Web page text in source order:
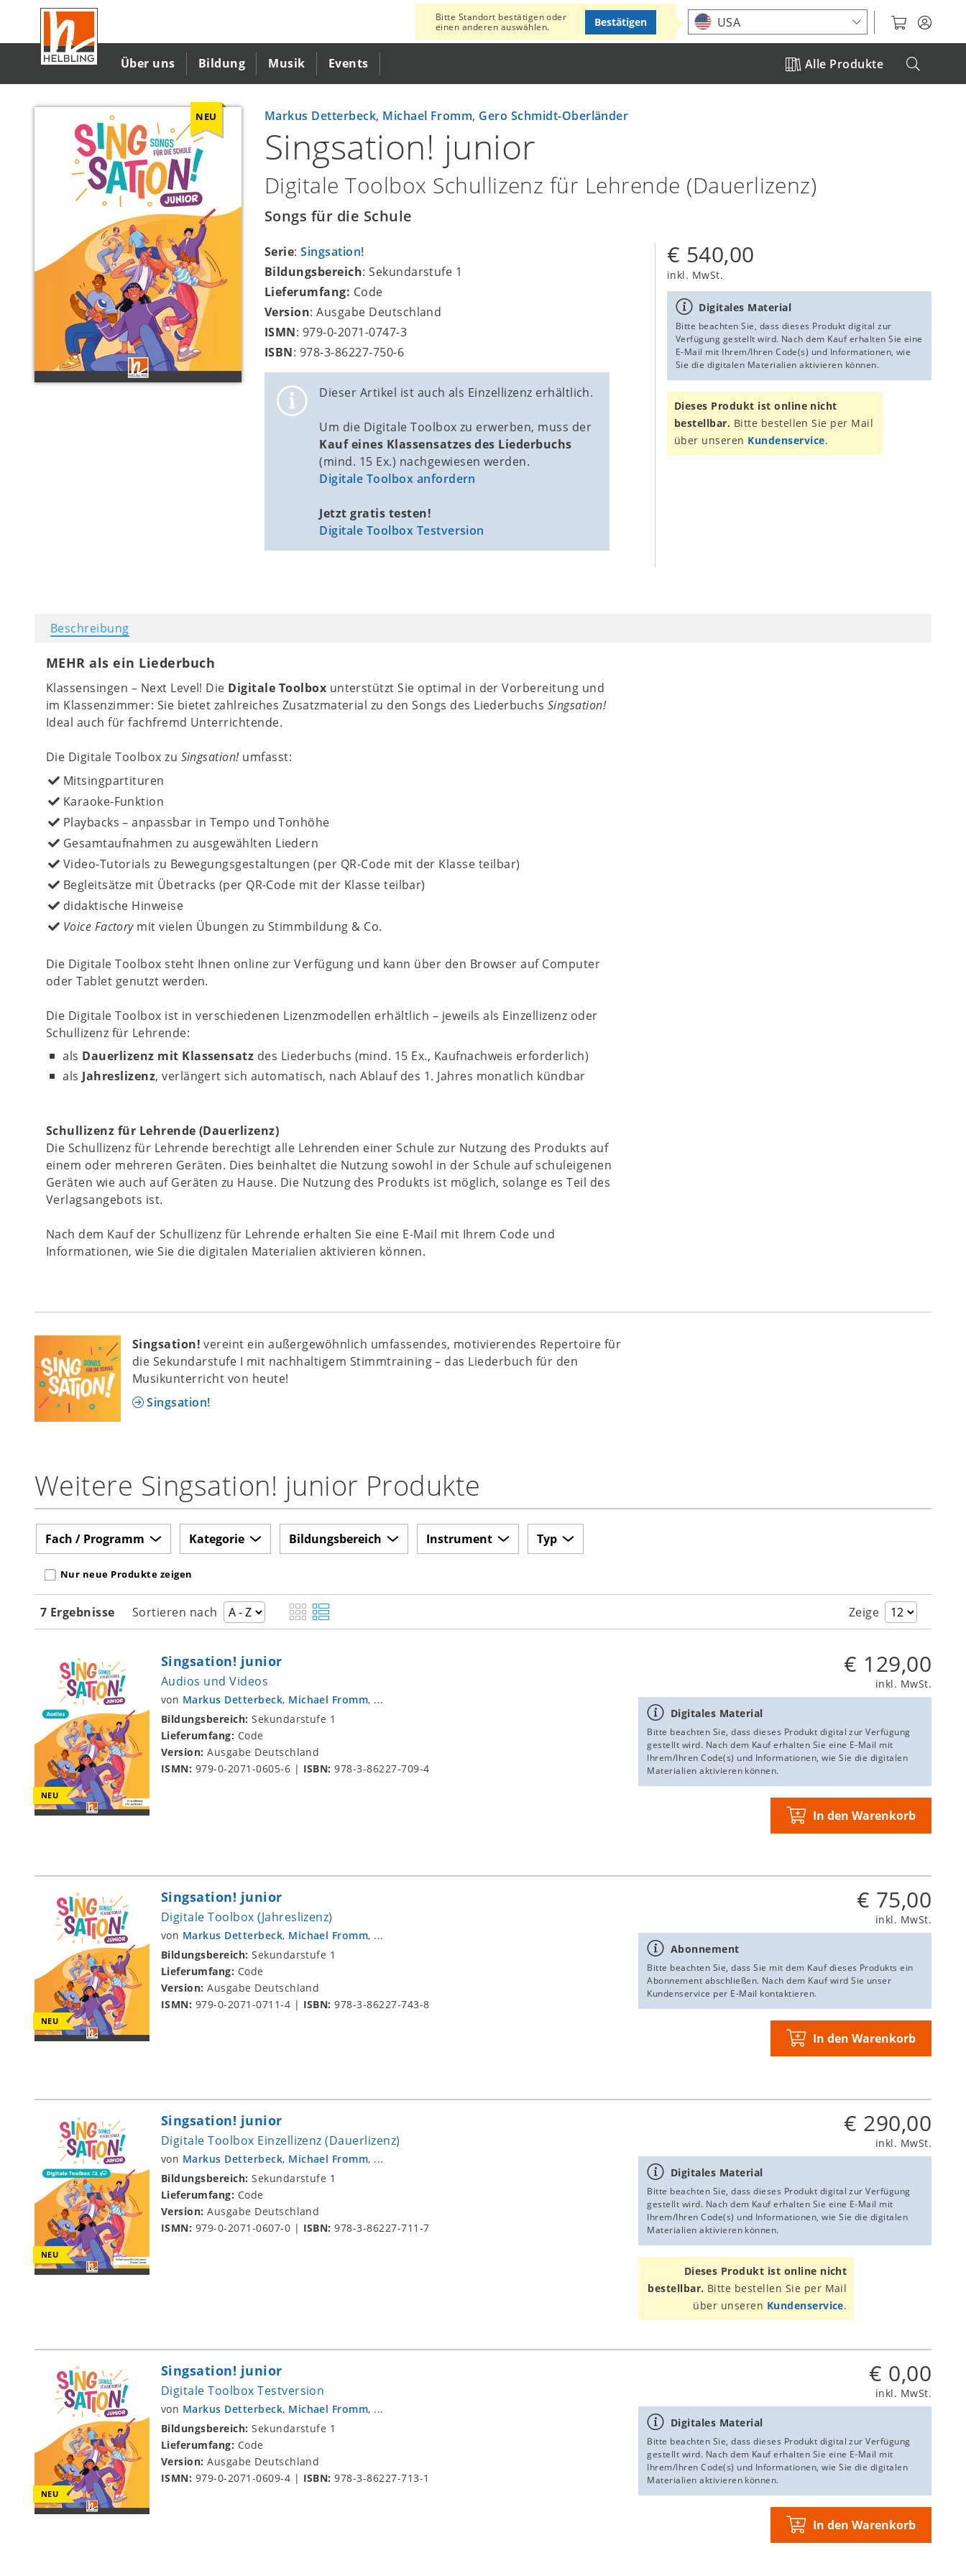
Inhalt
Standort auswählen
Über uns Bildung Musik Events Alle Produkte
Bitte Standort bestätigen oder
einen anderen auswählen.
USA
Bestätigen
NEU Markus Detterbeck, Michael Fromm, Gero Schmidt-Oberländer
Singsation! junior
Digitale Toolbox Schullizenz für Lehrende (Dauerlizenz)
Songs für die Schule
Serie:Singsation!
Bildungsbereich: Sekundarstufe 1
Lieferumfang: Code
Version: Ausgabe Deutschland
ISMN: 979-0-2071-0747-3
ISBN: 978-3-86227-750-6
Dieser Artikel ist auch als Einzellizenz erhältlich.
Um die Digitale Toolbox zu erwerben, muss der
Kauf eines Klassensatzes des Liederbuchs
(mind. 15 Ex.) nachgewiesen werden.
Digitale Toolbox anfordern
Jetzt gratis testen!
Digitale Toolbox Testversion
€ 540,00
inkl. MwSt.
Digitales Material
Bitte beachten Sie, dass dieses Produkt digital zur
Verfügung gestellt wird. Nach dem Kauf erhalten Sie eine
E-Mail mit Ihrem/Ihren Code(s) und Informationen, wie
Sie die digitalen Materialien aktivieren können.
Dieses Produkt ist online nicht
bestellbar. Bitte bestellen Sie per Mail
über unseren Kundenservice.
Beschreibung
MEHR als ein Liederbuch
Klassensingen – Next Level! Die Digitale Toolbox unterstützt Sie optimal in der Vorbereitung und
im Klassenzimmer: Sie bietet zahlreiches Zusatzmaterial zu den Songs des Liederbuchs Singsation!
Ideal auch für fachfremd Unterrichtende.
Die Digitale Toolbox zu Singsation!umfasst:
Mitsingpartituren
Karaoke-Funktion
Playbacks – anpassbar in Tempo und Tonhöhe
Gesamtaufnahmen zu ausgewählten Liedern
Video-Tutorials zu Bewegungsgestaltungen (per QR-Code mit der Klasse teilbar)
Begleitsätze mit Übetracks (per QR-Code mit der Klasse teilbar)
didaktische Hinweise
Voice Factorymit vielen Übungen zu Stimmbildung & Co.
Die Digitale Toolbox steht Ihnen online zur Verfügung und kann über den Browser auf Computer
oder Tablet genutzt werden.
Die Digitale Toolbox ist in verschiedenen Lizenzmodellen erhältlich – jeweils als Einzellizenz oder
Schullizenz für Lehrende:
als Dauerlizenz mit Klassensatz des Liederbuchs (mind. 15 Ex., Kaufnachweis erforderlich)
alsJahreslizenz, verlängert sich automatisch, nach Ablauf des 1. Jahres monatlich kündbar
Schullizenz für Lehrende (Dauerlizenz)
Die Schullizenz für Lehrende berechtigt alle Lehrenden einer Schule zur Nutzung des Produkts auf
einem oder mehreren Geräten. Dies beinhaltet die Nutzung sowohl in der Schule auf schuleigenen
Geräten wie auch auf Geräten zu Hause. Die Nutzung des Produkts ist möglich, solange es Teil des
Verlagsangebots ist.
Nach dem Kauf der Schullizenz für Lehrende erhalten Sie eine E-Mail mit Ihrem Code und
Informationen, wie Sie die digitalen Materialien aktivieren können.
Singsation! vereint ein außergewöhnlich umfassendes, motivierendes Repertoire für
die Sekundarstufe I mit nachhaltigem Stimmtraining – das Liederbuch für den
Musikunterricht von heute!
Singsation!
Weitere Singsation! junior Produkte
Nur neue Produkte zeigen
Fach / Programm Kategorie Bildungsbereich Instrument Typ
7 Ergebnisse Sortieren nach Zeige
NEU
Singsation! junior
Audios und Videos
von Markus Detterbeck, Michael Fromm, ...
Bildungsbereich:Sekundarstufe 1
Lieferumfang: Code
Version:Ausgabe Deutschland
ISMN: 979-0-2071-0605-6 | ISBN:978-3-86227-709-4
€ 129,00
inkl. MwSt.
Digitales Material
Bitte beachten Sie, dass dieses Produkt digital zur Verfügung
gestellt wird. Nach dem Kauf erhalten Sie eine E-Mail mit
Ihrem/Ihren Code(s) und Informationen, wie Sie die digitalen
Materialien aktivieren können.
In den Warenkorb
NEU
Singsation! junior
Digitale Toolbox (Jahreslizenz)
von Markus Detterbeck, Michael Fromm, ...
Bildungsbereich:Sekundarstufe 1
Lieferumfang: Code
Version:Ausgabe Deutschland
ISMN: 979-0-2071-0711-4 | ISBN:978-3-86227-743-8
€ 75,00
inkl. MwSt.
Abonnement
Bitte beachten Sie, dass Sie mit dem Kauf dieses Produkts ein
Abonnement abschließen. Nach dem Kauf wird Sie unser
Kundenservice per E-Mail kontaktieren.
In den Warenkorb
NEU
Singsation! junior
Digitale Toolbox Einzellizenz (Dauerlizenz)
von Markus Detterbeck, Michael Fromm, ...
Bildungsbereich:Sekundarstufe 1
Lieferumfang: Code
Version:Ausgabe Deutschland
ISMN: 979-0-2071-0607-0 | ISBN:978-3-86227-711-7
€ 290,00
inkl. MwSt.
Digitales Material
Bitte beachten Sie, dass dieses Produkt digital zur Verfügung
gestellt wird. Nach dem Kauf erhalten Sie eine E-Mail mit
Ihrem/Ihren Code(s) und Informationen, wie Sie die digitalen
Materialien aktivieren können.
Dieses Produkt ist online nicht
bestellbar. Bitte bestellen Sie per Mail
über unseren Kundenservice.
NEU
Singsation! junior
Digitale Toolbox Testversion
von Markus Detterbeck, Michael Fromm, ...
Bildungsbereich:Sekundarstufe 1
Lieferumfang: Code
Version:Ausgabe Deutschland
ISMN: 979-0-2071-0609-4 | ISBN:978-3-86227-713-1
€ 0,00
inkl. MwSt.
Digitales Material
Bitte beachten Sie, dass dieses Produkt digital zur Verfügung
gestellt wird. Nach dem Kauf erhalten Sie eine E-Mail mit
Ihrem/Ihren Code(s) und Informationen, wie Sie die digitalen
Materialien aktivieren können.
In den Warenkorb